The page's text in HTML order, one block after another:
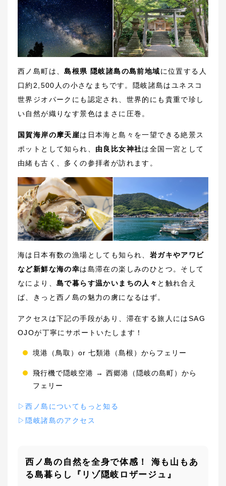
西ノ島町は、島根県 隠岐諸島の島前地域に位置する人
口約2,500人の小さなまちです。隠岐諸島はユネスコ
世界ジオパークにも認定され、世界的にも貴重で珍し
い自然が織りなす景色はまさに圧巻。
国賀海岸の摩天崖は日本海と島々を一望できる絶景ス
ポットとして知られ、 由良比女神社は全国一宮として
由緒も古く、多くの参拝者が訪れます。
海は日本有数の漁場としても知られ、 岩ガキやアワビ
など新鮮な海の幸は島滞在の楽しみのひとつ。そして
なにより、 島で暮らす温かいまちの人々 と触れ合え
ば、きっと西ノ島の魅力の虜になるはず。
アクセスは下記の手段があり、滞在する旅人にはSAG
OJOが丁寧にサポートいたします！
境港（鳥取）or 七類港（島根）からフェリー
飛行機で隠岐空港 → 西郷港（隠岐の島町）から
フェリー
▷西ノ島についてもっと知る
▷ 隠岐諸島のアクセス
西ノ島の自然を全身で体感！ 海も山もあ
る島暮らし『リゾ隠岐ロザージュ』